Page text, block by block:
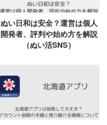
ぬい日和は安全？運営は個人
開発者、評判や始め方を解説
（ぬい活SNS）